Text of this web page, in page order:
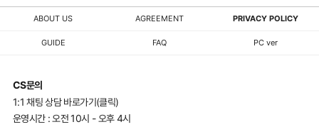
ABOUT US AGREEMENT PRIVACY POLICY
GUIDE FAQ PC ver
CS문의
1:1 채팅 상담 바로가기(클릭)
운영시간 : 오전 10시 - 오후 4시